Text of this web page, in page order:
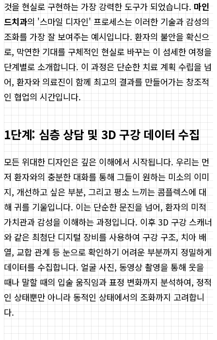
것을 현실로 구현하는 가장 강력한 도구가 되었습니다. 마인
드치과의 '스마일 디자인' 프로세스는 이러한 기술과 감성의
조화를 가장 잘 보여주는 예시입니다. 환자의 불안을 확신으
로, 막연한 기대를 구체적인 현실로 바꾸는 이 섬세한 여정을
단계별로 소개합니다. 이 과정은 단순한 치료 계획 수립을 넘
어, 환자와 의료진이 함께 최고의 결과를 만들어가는 창조적
인 협업의 시간입니다.
1단계: 심층 상담 및 3D 구강 데이터 수집
모든 위대한 디자인은 깊은 이해에서 시작됩니다. 우리는 먼
저 환자와의 충분한 대화를 통해 그들이 원하는 미소의 이미
지, 개선하고 싶은 부분, 그리고 평소 느끼는 콤플렉스에 대
해 귀를 기울입니다. 이는 단순한 문진을 넘어, 환자의 미적
가치관과 감성을 이해하는 과정입니다. 이후 3D 구강 스캐너
와 같은 최첨단 디지털 장비를 사용하여 구강 구조, 치아 배
열, 교합 관계 등 눈으로 확인하기 어려운 부분까지 정밀하게
데이터를 수집합니다. 얼굴 사진, 동영상 촬영을 통해 웃을
때나 말할 때의 입술 움직임과 표정 변화까지 분석하여, 정적
인 상태뿐만 아니라 동적인 상태에서의 조화까지 고려합니
다.